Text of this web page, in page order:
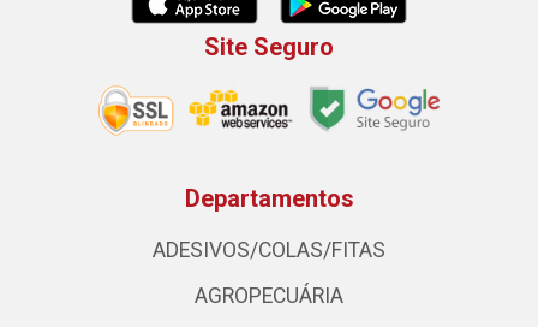
Site Seguro
Departamentos
ADESIVOS/COLAS/FITAS
AGROPECUÁRIA